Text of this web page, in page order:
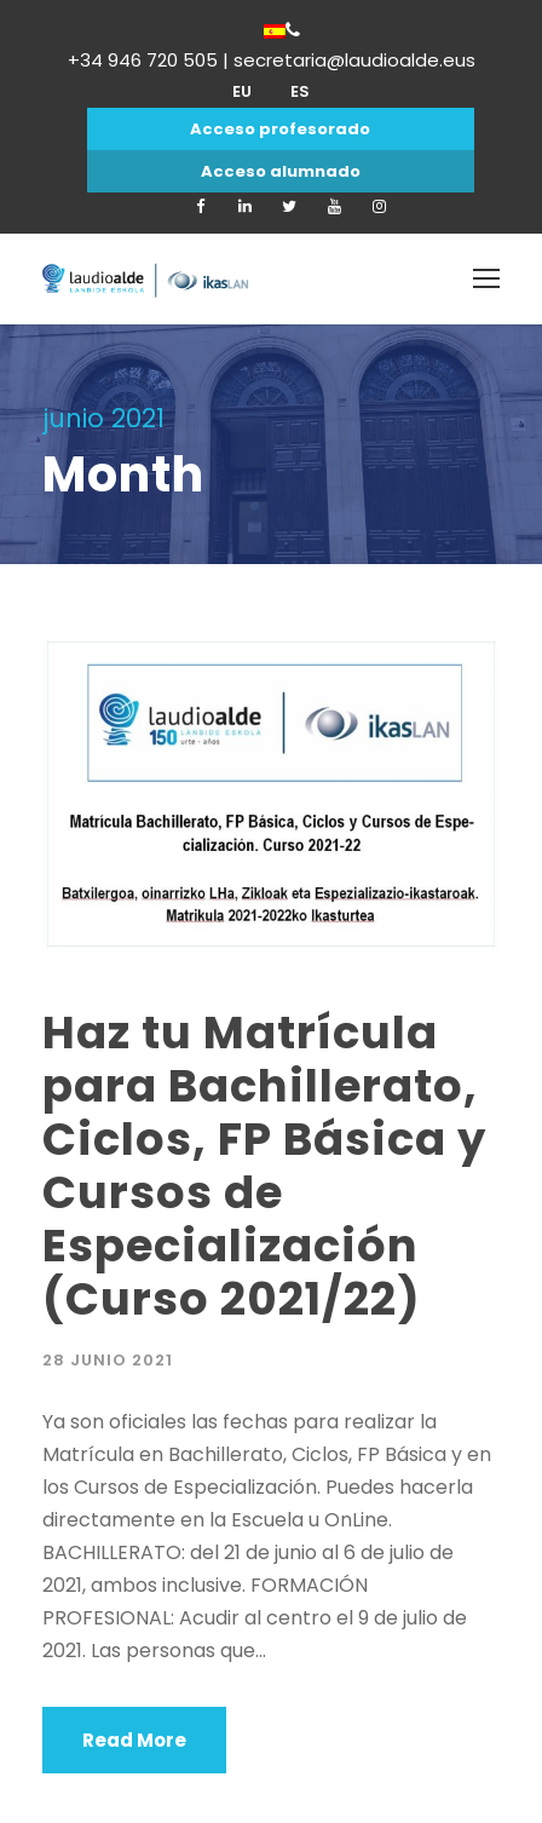
+34 946 720 505 | secretaria@laudioalde.eus
EU
ES
Acceso profesorado
Acceso alumnado
junio 2021
Month
Haz tu Matrícula
para Bachillerato,
Ciclos, FP Básica y
Cursos de
Especialización
(Curso 2021/22)
28 JUNIO 2021
Ya son oficiales las fechas para realizar la
Matrícula en Bachillerato, Ciclos, FP Básica y en
los Cursos de Especialización. Puedes hacerla
directamente en la Escuela u OnLine.
BACHILLERATO: del 21 de junio al 6 de julio de
2021, ambos inclusive. FORMACIÓN
PROFESIONAL: Acudir al centro el 9 de julio de
2021. Las personas que...
Read More